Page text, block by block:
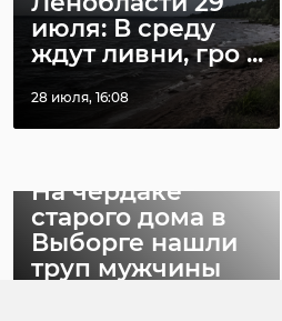
июля: В среду
ждут ливни, гро ...
28 июля, 16:08
РЕКОМЕНДУЕМ
На чердаке
старого дома в
Выборге нашли
труп мужчины
федеральную
лицензию.
Фото: 47channel